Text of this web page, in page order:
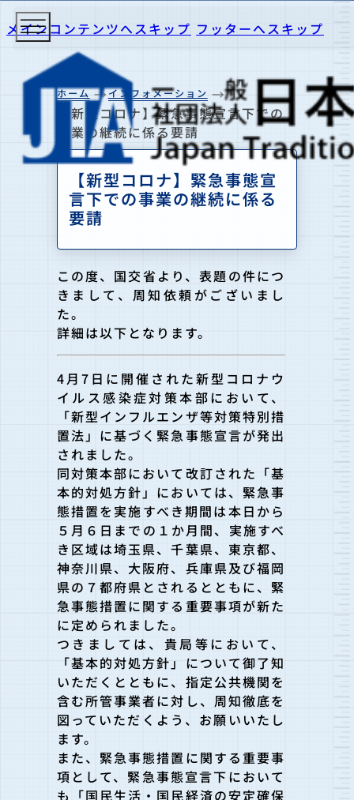
メインコンテンツへスキップ フッターへスキップ
ホーム インフォメーション
【新型コロナ】緊急事態宣言下での
事業の継続に係る要請
【新型コロナ】緊急事態宣
言下での事業の継続に係る
要請
この度、国交省より、表題の件につ
きまして、周知依頼がございまし
た。
詳細は以下となります。
4月7日に開催された新型コロナウ
イルス感染症対策本部において、
「新型インフルエンザ等対策特別措
置法」に基づく緊急事態宣言が発出
されました。
同対策本部において改訂された「基
本的対処方針」においては、緊急事
態措置を実施すべき期間は本日から
５月６日までの１か月間、実施すべ
き区域は埼玉県、千葉県、東京都、
神奈川県、大阪府、兵庫県及び福岡
県の７都府県とされるとともに、緊
急事態措置に関する重要事項が新た
に定められました。
つきましては、貴局等において、
「基本的対処方針」について御了知
いただくとともに、指定公共機関を
含む所管事業者に対し、周知徹底を
図っていただくよう、お願いいたし
ます。
また、緊急事態措置に関する重要事
項として、緊急事態宣言下において
も「国民生活・国民経済の安定確保